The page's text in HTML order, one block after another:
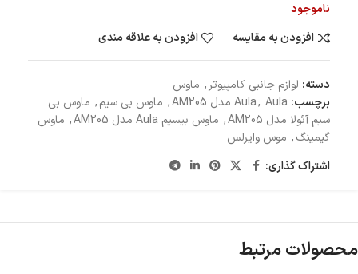
ناموجود
افزودن به مقایسه
افزودن به علاقه مندی
دسته: لوازم جانبی کامپیوتر, ماوس
برچسب:
Aula, Aula مدل AM205 , ماوس بی سیم, ماوس بی
سیم آئولا مدل AM205
, ماوس بیسیم Aula مدل AM205 , ماوس
گیمینگ, موس وایرلس
اشتراک گذاری:
محصولات مرتبط